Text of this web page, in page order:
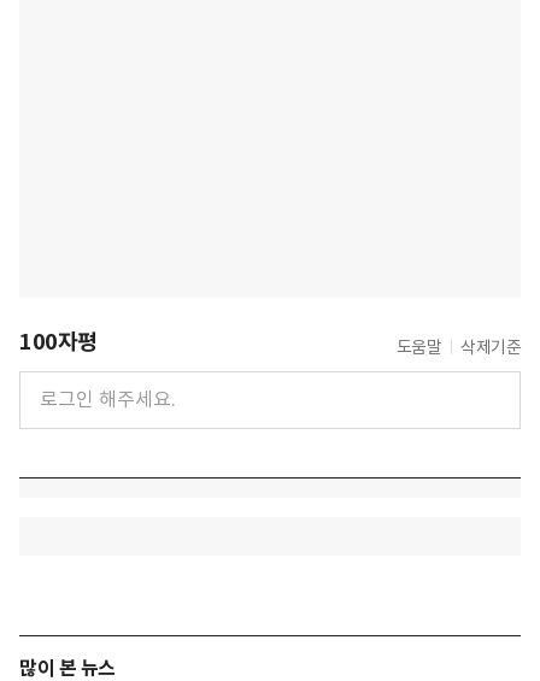
100자평 도움말 삭제기준
많이 본 뉴스